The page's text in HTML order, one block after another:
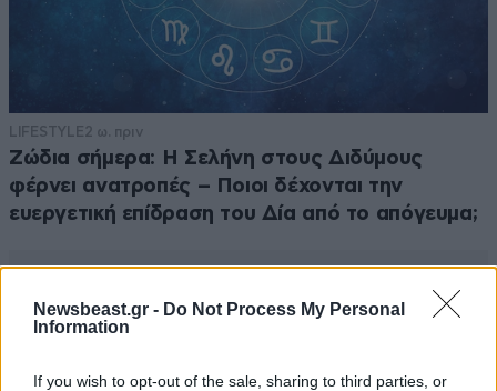
Newsbeast.gr - Do Not Process My Personal
Information
If you wish to opt-out of the sale, sharing to third parties, or
LIFESTYLE 2 ω. πριν
Ζώδια σήμερα: Η Σελήνη στους Διδύμους
φέρνει ανατροπές – Ποιοι δέχονται την
ευεργετική επίδραση του Δία από το απόγευμα;